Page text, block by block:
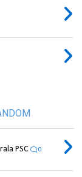
PSC 0